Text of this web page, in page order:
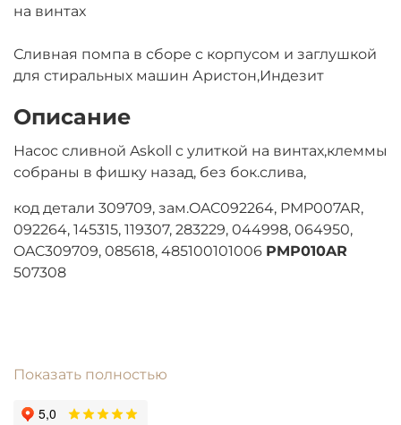
на винтах
Сливная помпа в сборе с корпусом и заглушкой
для стиральных машин Аристон,Индезит
Описание
Насос сливной Askoll с улиткой на винтах,клеммы
собраны в фишку назад, без бок.слива,
код детали 309709, зам.OAC092264, PMP007AR,
092264, 145315, 119307, 283229, 044998, 064950,
OAC309709, 085618, 485100101006 PMP010AR
507308
шк: С00309709
Цены на товары со сроком поступления БОЛЕЕ
Показать полностью